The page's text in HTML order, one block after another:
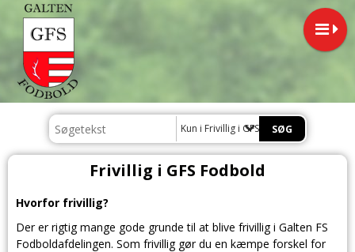
Kun i Frivillig i GFS Fodbold
Frivillig i GFS Fodbold
Hvorfor frivillig?
Der er rigtig mange gode grunde til at blive frivillig i Galten FS
Fodboldafdelingen. Som frivillig gør du en kæmpe forskel for